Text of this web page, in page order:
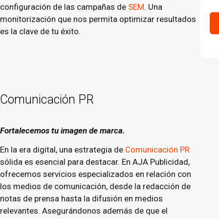
configuración de las campañas de SEM. Una
monitorización que nos permita optimizar resultados
es la clave de tu éxito.
Comunicación PR
Fortalecemos tu imagen de marca.
En la era digital, una estrategia de Comunicación PR
sólida es esencial para destacar. En AJA Publicidad,
ofrecemos servicios especializados en relación con
los medios de comunicación, desde la redacción de
notas de prensa hasta la difusión en medios
relevantes. Asegurándonos además de que el